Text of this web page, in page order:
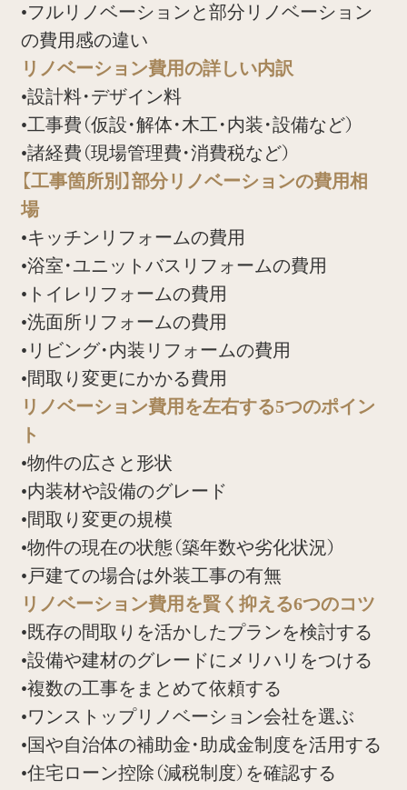
•フルリノベーションと部分リノベーション
の費用感の違い
リノベーション費用の詳しい内訳
•設計料・デザイン料
•工事費（仮設・解体・木工・内装・設備など）
•諸経費（現場管理費・消費税など）
【工事箇所別】部分リノベーションの費用相
場
•キッチンリフォームの費用
•浴室・ユニットバスリフォームの費用
•トイレリフォームの費用
•洗面所リフォームの費用
•リビング・内装リフォームの費用
•間取り変更にかかる費用
リノベーション費用を左右する5つのポイン
ト
•物件の広さと形状
•内装材や設備のグレード
•間取り変更の規模
•物件の現在の状態（築年数や劣化状況）
•戸建ての場合は外装工事の有無
リノベーション費用を賢く抑える6つのコツ
•既存の間取りを活かしたプランを検討する
•設備や建材のグレードにメリハリをつける
•複数の工事をまとめて依頼する
•ワンストップリノベーション会社を選ぶ
•国や自治体の補助金・助成金制度を活用する
•住宅ローン控除（減税制度）を確認する